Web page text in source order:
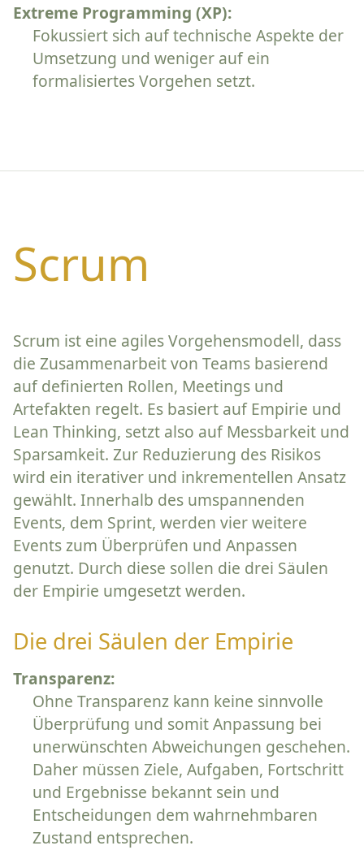
Extreme Programming (XP):
Fokussiert sich auf technische Aspekte der
Umsetzung und weniger auf ein
formalisiertes Vorgehen setzt.
Scrum
Scrum ist eine agiles Vorgehensmodell, dass
die Zusammenarbeit von Teams basierend
auf definierten Rollen, Meetings und
Artefakten regelt. Es basiert auf Empirie und
Lean Thinking, setzt also auf Messbarkeit und
Sparsamkeit. Zur Reduzierung des Risikos
wird ein iterativer und inkrementellen Ansatz
gewählt. Innerhalb des umspannenden
Events, dem Sprint, werden vier weitere
Events zum Überprüfen und Anpassen
genutzt. Durch diese sollen die drei Säulen
der Empirie umgesetzt werden.
Die drei Säulen der Empirie
Transparenz:
Ohne Transparenz kann keine sinnvolle
Überprüfung und somit Anpassung bei
unerwünschten Abweichungen geschehen.
Daher müssen Ziele, Aufgaben, Fortschritt
und Ergebnisse bekannt sein und
Entscheidungen dem wahrnehmbaren
Zustand entsprechen.